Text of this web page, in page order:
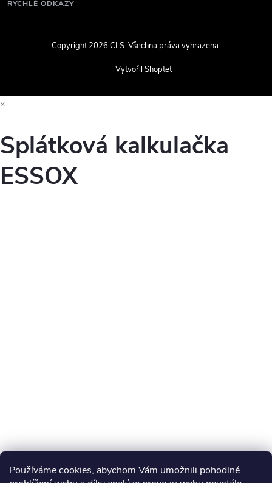
Používáme cookies, abychom Vám umožnili pohodlné
RYCHLÉ ODKAZY
Vytvořil Shoptet
Copyright 2026CLS. Všechna práva vyhrazena.
×
Splátková kalkulačka
ESSOX